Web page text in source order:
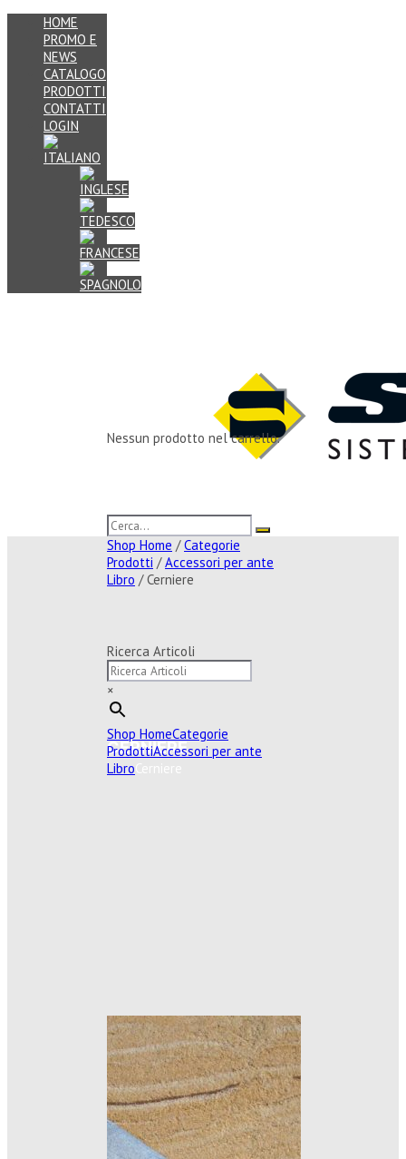
HOME
PROMO E
NEWS
CATALOGO
PRODOTTI
CONTATTI
LOGIN
Nessun prodotto nel carrello.
Shop Home /Categorie
Prodotti /Accessori per ante
Libro / Cerniere
Ricerca Articoli
×
CERNIERE
Shop HomeCategorie
ProdottiAccessori per ante
Libro